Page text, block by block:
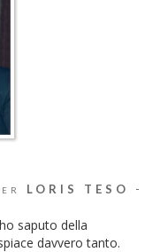
LORIS TESO -
saputo della
davvero tanto.